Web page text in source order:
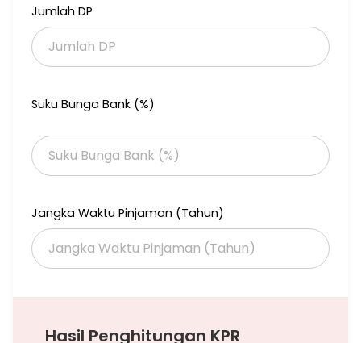
Pamulang [[]]
(https://id.wikipedia.org/wiki/Bambu_Apus,_Pamulang,_Tange
rang_Selatan).
gerbang tol Pamulang, yang menghubungkan langsung
(https://maps.google.co.id/#:~:text=URL%3A%20https%3A%2F%
2Fmaps.google.co.id%2F%0A%0A,100).
strategis bagi penduduk atau pengunjung. Hubungi : Aeni SH.
087771171321
Jumlah DP
Suku Bunga Bank (%)
Jangka Waktu Pinjaman (Tahun)
Hasil Penghitungan KPR